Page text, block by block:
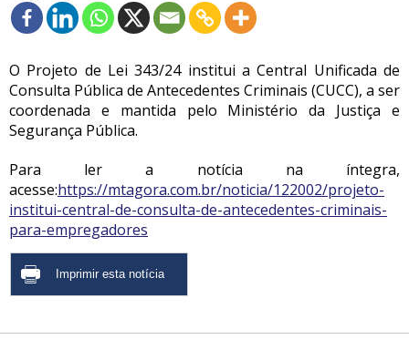
O Projeto de Lei 343/24 institui a Central Unificada de
Consulta Pública de Antecedentes Criminais (CUCC), a ser
coordenada e mantida pelo Ministério da Justiça e
Segurança Pública.
Para ler a notícia na íntegra,
acesse:https://mtagora.com.br/noticia/122002/projeto-
institui-central-de-consulta-de-antecedentes-criminais-
para-empregadores